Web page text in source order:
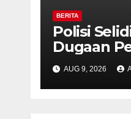
BERITA
Polisi
Dugaan
dengan
di Counter
Phone
AUG 9, 2026